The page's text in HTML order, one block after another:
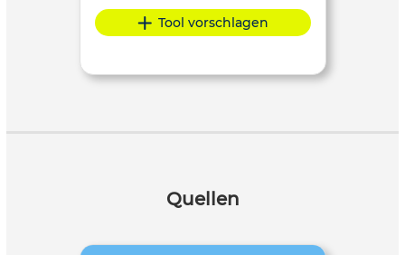
Tool vorschlagen
Quellen